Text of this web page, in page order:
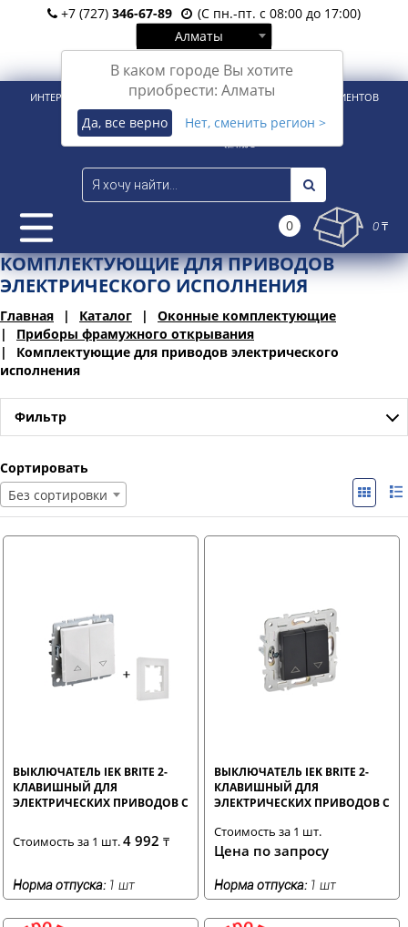
+7 (727) 346-67-89
(С пн.-пт. с 08:00 до 17:00)
Алматы
В каком городе Вы хотите
приобрести: Алматы
Да, все верно Нет, сменить регион >
Вход Регистрация
ИНТЕРНЕТ-МАГАЗИН ДЛЯ РОЗНИЧНЫХ И КОРПОРАТИВНЫХ КЛИЕНТОВ
0 0 ₸
КОМПЛЕКТУЮЩИЕ ДЛЯ ПРИВОДОВ
ЭЛЕКТРИЧЕСКОГО ИСПОЛНЕНИЯ
Главная Каталог
Оконные комплектующие
Приборы фрамужного открывания
Комплектующие для приводов электрического
исполнения
Фильтр
Сортировать
Без сортировки
ВЫКЛЮЧАТЕЛЬ IEK BRITE 2-
КЛАВИШНЫЙ ДЛЯ
ЭЛЕКТРИЧЕСКИХ ПРИВОДОВ С
Стоимость за 1 шт.4 992 ₸
Норма отпуска: 1 шт
ВЫКЛЮЧАТЕЛЬ IEK BRITE 2-
КЛАВИШНЫЙ ДЛЯ
ЭЛЕКТРИЧЕСКИХ ПРИВОДОВ С
Стоимость за 1 шт.
Цена по запросу
Норма отпуска: 1 шт